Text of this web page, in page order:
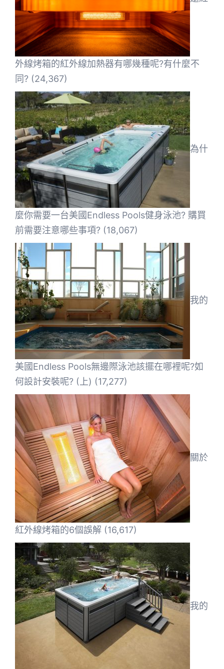
外線烤箱的紅外線加熱器有哪幾種呢?有什麼不
同? (24,367)
為什
麼你需要一台美國Endless Pools健身泳池? 購買
前需要注意哪些事項? (18,067)
我的
美國Endless Pools無邊際泳池該擺在哪裡呢?如
何設計安裝呢? (上) (17,277)
關於
紅外線烤箱的6個誤解 (16,617)
我的